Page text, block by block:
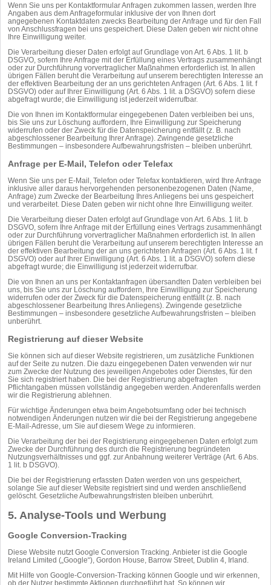
Wenn Sie uns per Kontaktformular Anfragen zukommen lassen, werden Ihre
Angaben aus dem Anfrageformular inklusive der von Ihnen dort
angegebenen Kontaktdaten zwecks Bearbeitung der Anfrage und für den Fall
von Anschlussfragen bei uns gespeichert. Diese Daten geben wir nicht ohne
Ihre Einwilligung weiter.
Die Verarbeitung dieser Daten erfolgt auf Grundlage von Art. 6 Abs. 1 lit. b
DSGVO, sofern Ihre Anfrage mit der Erfüllung eines Vertrags zusammenhängt
oder zur Durchführung vorvertraglicher Maßnahmen erforderlich ist. In allen
übrigen Fällen beruht die Verarbeitung auf unserem berechtigten Interesse an
der effektiven Bearbeitung der an uns gerichteten Anfragen (Art. 6 Abs. 1 lit. f
DSGVO) oder auf Ihrer Einwilligung (Art. 6 Abs. 1 lit. a DSGVO) sofern diese
abgefragt wurde; die Einwilligung ist jederzeit widerrufbar.
Die von Ihnen im Kontaktformular eingegebenen Daten verbleiben bei uns,
bis Sie uns zur Löschung auffordern, Ihre Einwilligung zur Speicherung
widerrufen oder der Zweck für die Datenspeicherung entfällt (z. B. nach
abgeschlossener Bearbeitung Ihrer Anfrage). Zwingende gesetzliche
Bestimmungen – insbesondere Aufbewahrungsfristen – bleiben unberührt.
Anfrage per E-Mail, Telefon oder Telefax
Wenn Sie uns per E-Mail, Telefon oder Telefax kontaktieren, wird Ihre Anfrage
inklusive aller daraus hervorgehenden personenbezogenen Daten (Name,
Anfrage) zum Zwecke der Bearbeitung Ihres Anliegens bei uns gespeichert
und verarbeitet. Diese Daten geben wir nicht ohne Ihre Einwilligung weiter.
Die Verarbeitung dieser Daten erfolgt auf Grundlage von Art. 6 Abs. 1 lit. b
DSGVO, sofern Ihre Anfrage mit der Erfüllung eines Vertrags zusammenhängt
oder zur Durchführung vorvertraglicher Maßnahmen erforderlich ist. In allen
übrigen Fällen beruht die Verarbeitung auf unserem berechtigten Interesse an
der effektiven Bearbeitung der an uns gerichteten Anfragen (Art. 6 Abs. 1 lit. f
DSGVO) oder auf Ihrer Einwilligung (Art. 6 Abs. 1 lit. a DSGVO) sofern diese
abgefragt wurde; die Einwilligung ist jederzeit widerrufbar.
Die von Ihnen an uns per Kontaktanfragen übersandten Daten verbleiben bei
uns, bis Sie uns zur Löschung auffordern, Ihre Einwilligung zur Speicherung
widerrufen oder der Zweck für die Datenspeicherung entfällt (z. B. nach
abgeschlossener Bearbeitung Ihres Anliegens). Zwingende gesetzliche
Bestimmungen – insbesondere gesetzliche Aufbewahrungsfristen – bleiben
unberührt.
Registrierung auf dieser Website
Sie können sich auf dieser Website registrieren, um zusätzliche Funktionen
auf der Seite zu nutzen. Die dazu eingegebenen Daten verwenden wir nur
zum Zwecke der Nutzung des jeweiligen Angebotes oder Dienstes, für den
Sie sich registriert haben. Die bei der Registrierung abgefragten
Pflichtangaben müssen vollständig angegeben werden. Anderenfalls werden
wir die Registrierung ablehnen.
Für wichtige Änderungen etwa beim Angebotsumfang oder bei technisch
notwendigen Änderungen nutzen wir die bei der Registrierung angegebene
E-Mail-Adresse, um Sie auf diesem Wege zu informieren.
Die Verarbeitung der bei der Registrierung eingegebenen Daten erfolgt zum
Zwecke der Durchführung des durch die Registrierung begründeten
Nutzungsverhältnisses und ggf. zur Anbahnung weiterer Verträge (Art. 6 Abs.
1 lit. b DSGVO).
Die bei der Registrierung erfassten Daten werden von uns gespeichert,
solange Sie auf dieser Website registriert sind und werden anschließend
gelöscht. Gesetzliche Aufbewahrungsfristen bleiben unberührt.
5. Analyse-Tools und Werbung
Google Conversion-Tracking
Diese Website nutzt Google Conversion Tracking. Anbieter ist die Google
Ireland Limited („Google“), Gordon House, Barrow Street, Dublin 4, Irland.
Mit Hilfe von Google-Conversion-Tracking können Google und wir erkennen,
ob der Nutzer bestimmte Aktionen durchgeführt hat. So können wir